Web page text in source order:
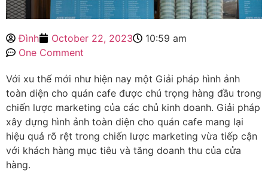
Đình October 22, 2023
10:59 am
One Comment
Với xu thế mới như hiện nay một Giải pháp hình ảnh
toàn diện cho quán cafe được chú trọng hàng đầu trong
chiến lược marketing của các chủ kinh doanh. Giải pháp
xây dựng hình ảnh toàn diện cho quán cafe mang lại
hiệu quả rõ rệt trong chiến lược marketing vừa tiếp cận
với khách hàng mục tiêu và tăng doanh thu của cửa
hàng.